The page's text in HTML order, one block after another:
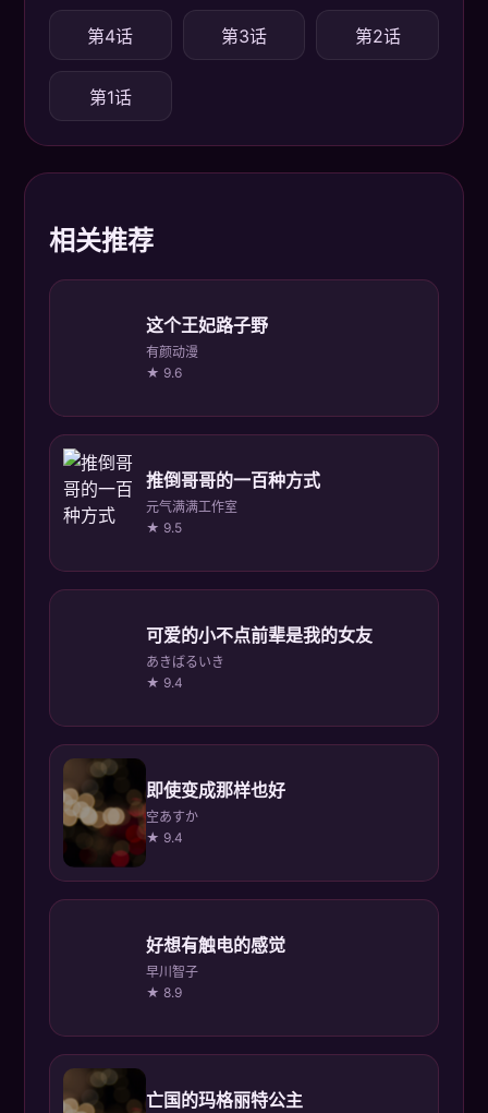
第4话 第3话 第2话
第1话
相关推荐
这个王妃路子野
有颜动漫
★ 9.6
推倒哥哥的一百种方式
元气满满工作室
★ 9.5
可爱的小不点前辈是我的女友
あきばるいき
★ 9.4
即使变成那样也好
空あすか
★ 9.4
好想有触电的感觉
早川智子
★ 8.9
亡国的玛格丽特公主